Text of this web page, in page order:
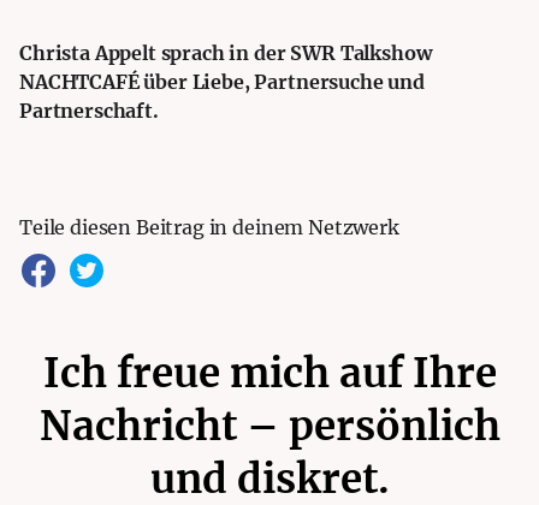
Christa Appelt sprach in der SWR Talkshow
NACHTCAFÉ über Liebe, Partnersuche und
Partnerschaft.
Teile diesen Beitrag in deinem Netzwerk
Ich freue mich auf Ihre
Nachricht – persönlich
und diskret.